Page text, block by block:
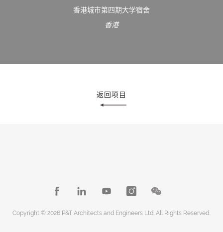
香港城市第四期大学宿舍
香港
返回项目
Copyright © 2026 P&T Architects and Engineers Ltd. All Rights Reserved.